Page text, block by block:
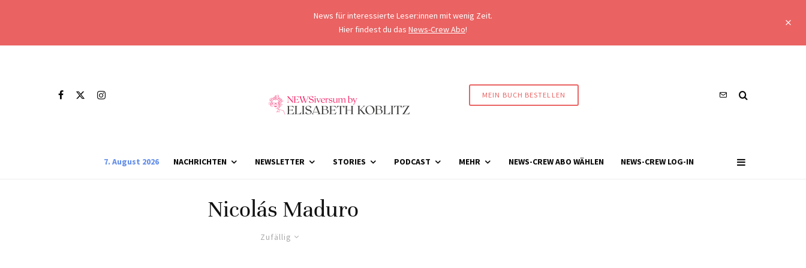
News für interessierte Leser:innen mit wenig Zeit.
Hier findest du das News-Crew Abo!
MEIN BUCH BESTELLEN
7. August 2026 NACHRICHTEN NEWSLETTER STORIES PODCAST MEHR NEWS-CREW ABO WÄHLEN NEWS-CREW LOG-IN
Nicolás Maduro
Zufällig